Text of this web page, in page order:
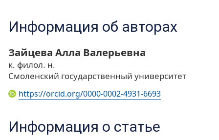
Информация об авторах
Зайцева Алла Валерьевна
к. филол. н.
Смоленский государственный университет
https://orcid.org/0000-0002-4931-6693
Информация о статье